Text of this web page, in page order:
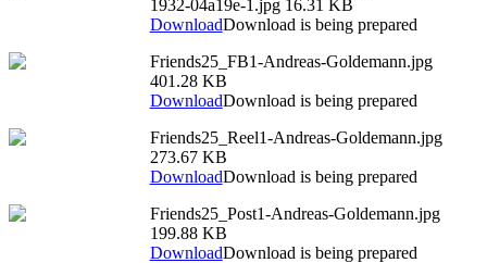
1932-04a19e-1.jpg 16.31 KB
DownloadDownload is being prepared
Friends25_FB1-Andreas-Goldemann.jpg
401.28 KB
DownloadDownload is being prepared
Friends25_Reel1-Andreas-Goldemann.jpg
273.67 KB
DownloadDownload is being prepared
Friends25_Post1-Andreas-Goldemann.jpg
199.88 KB
DownloadDownload is being prepared